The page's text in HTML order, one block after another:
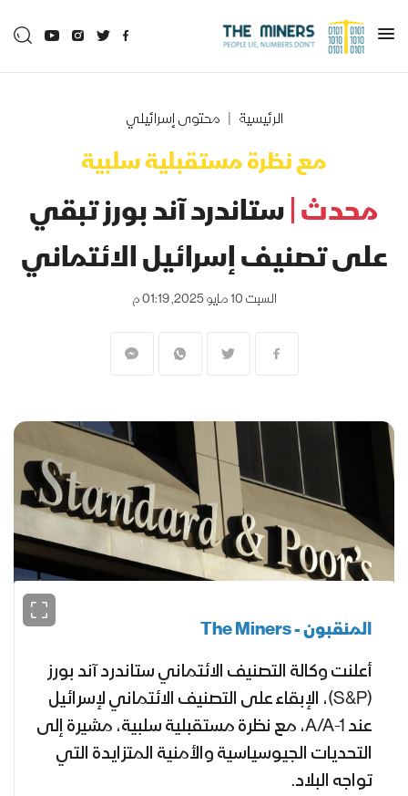
الرئيسية محتوى إسرائيلي
مع نظرة مستقبلية سلبية
محدث |ستاندرد آند بورز تبقي
على تصنيف إسرائيل الائتماني
السبت 10 مايو 2025, 01:19 م
المنقبون -The Miners
أعلنت وكالة التصنيف الائتماني ستاندرد آند بورز
(
S&P)، الإبقاء على التصنيف الائتماني لإسرائيل
عندA/A-1، مع نظرة مستقبلية سلبية، مشيرة إلى
التحديات الجيوسياسية والأمنية المتزايدة التي
تواجه البلاد.